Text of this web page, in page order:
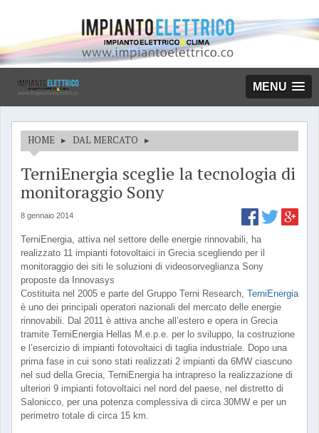
MENU
HOME ▸ DAL MERCATO ▸
TerniEnergia sceglie la tecnologia di
monitoraggio Sony
8 gennaio 2014
TerniEnergia, attiva nel settore delle energie rinnovabili, ha
realizzato 11 impianti fotovoltaici in Grecia scegliendo per il
monitoraggio dei siti le soluzioni di videosorveglianza Sony
proposte da Innovasys
Costituita nel 2005 e parte del Gruppo Terni Research, TerniEnergia
è uno dei principali operatori nazionali del mercato delle energie
rinnovabili. Dal 2011 è attiva anche all’estero e opera in Grecia
tramite TerniEnergia Hellas M.e.p.e. per lo sviluppo, la costruzione
e l’esercizio di impianti fotovoltaici di taglia industriale. Dopo una
prima fase in cui sono stati realizzati 2 impianti da 6MW ciascuno
nel sud della Grecia, TerniEnergia ha intrapreso la realizzazione di
ulteriori 9 impianti fotovoltaici nel nord del paese, nel distretto di
Salonicco, per una potenza complessiva di circa 30MW e per un
perimetro totale di circa 15 km.